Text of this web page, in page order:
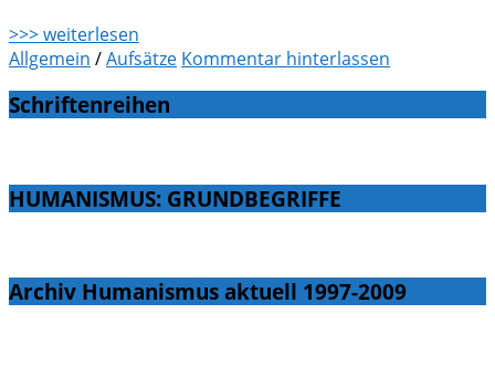
>>> weiterlesen
Allgemein /Aufsätze Kommentar hinterlassen
Schriftenreihen
HUMANISMUS: GRUNDBEGRIFFE
Archiv Humanismus aktuell 1997-2009